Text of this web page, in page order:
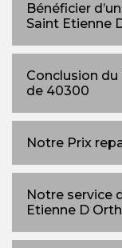
Bénéficier
Saint Etienne
Conclusion
de 40300
Notre Prix
Notre service
Etienne D